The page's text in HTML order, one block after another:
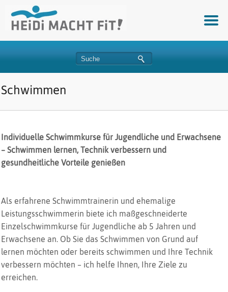
Schwimmen
Individuelle Schwimmkurse für Jugendliche und Erwachsene
– Schwimmen lernen, Technik verbessern und
gesundheitliche Vorteile genießen
Als erfahrene Schwimmtrainerin und ehemalige
Leistungsschwimmerin biete ich maßgeschneiderte
Einzelschwimmkurse für Jugendliche ab 5 Jahren und
Erwachsene an. Ob Sie das Schwimmen von Grund auf
lernen möchten oder bereits schwimmen und Ihre Technik
verbessern möchten – ich helfe Ihnen, Ihre Ziele zu
erreichen.